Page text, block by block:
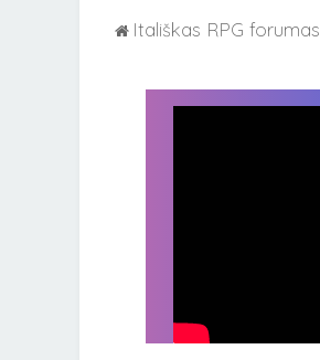
Itališkas RPG forumas